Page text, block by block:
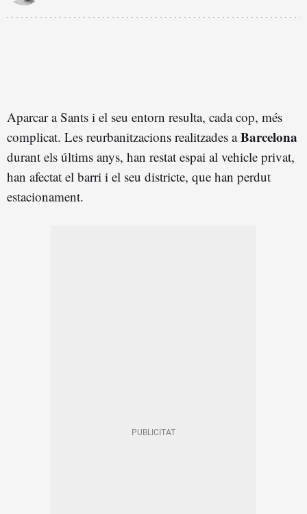
Aparcar a Sants i el seu entorn resulta, cada cop, més
complicat. Les reurbanitzacions realitzades aBarcelona
durant els últims anys, han restat espai al vehicle privat,
han afectat el barri i el seu districte, que han perdut
estacionament.